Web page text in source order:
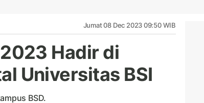
Jumat 08 Dec 2023 09:50 WIB
Hadir di
Universitas BSI
BSD.